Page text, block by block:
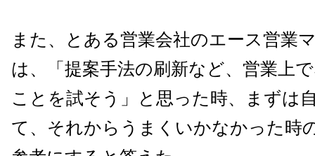
また、とある営業会社のエース営業
は、「提案手法の刷新など、営業上
ことを試そう」と思った時、まずは
て、それからうまくいかなかった時